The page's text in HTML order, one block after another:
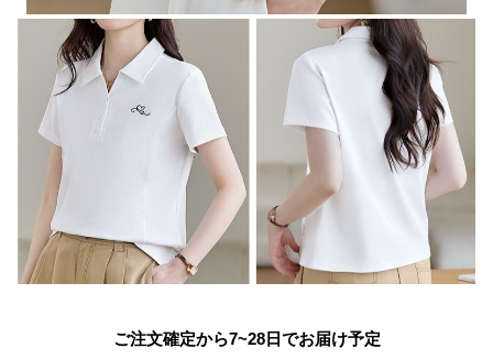
ご注文確定から7~28日でお届け予定